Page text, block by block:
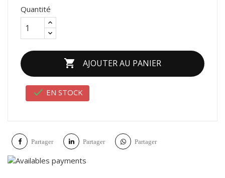
Quantité
 AJOUTER AU PANIER
 EN STOCK
Partager Partager Partager